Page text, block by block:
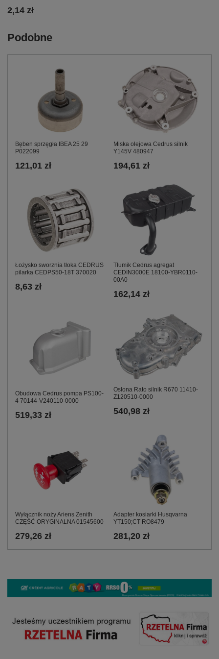
2,14 zł
Podobne
Bęben sprzęgła IBEA 25 29
P022099
121,01 zł
Miska olejowa Cedrus silnik
Y145V 480947
194,61 zł
Łożysko sworznia tłoka CEDRUS
pilarka CEDPS50-18T 370020
8,63 zł
Tłumik Cedrus agregat
CEDIN3000E 18100-YBR0110-
00A0
162,14 zł
Obudowa Cedrus pompa PS100-
4 70144-V240110-0000
519,33 zł
Osłona Rato silnik R670 11410-
Z120510-0000
540,98 zł
Wyłącznik noży Ariens Zenith
CZĘŚĆ ORYGINALNA 01545600
279,26 zł
Adapter kosiarki Husqvarna
YT150;CT RO8479
281,20 zł